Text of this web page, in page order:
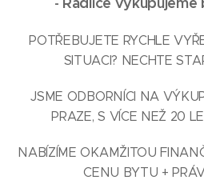
-
POTŘEBUJETE RYCHLE
SITUACI? NECHTE
JSME ODBORNÍCI NA
PRAZE, S VÍCE NEŽ 20
NABÍZÍME OKAMŽITOU
CENU BYTU +